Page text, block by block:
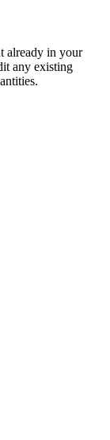
already in your
any existing